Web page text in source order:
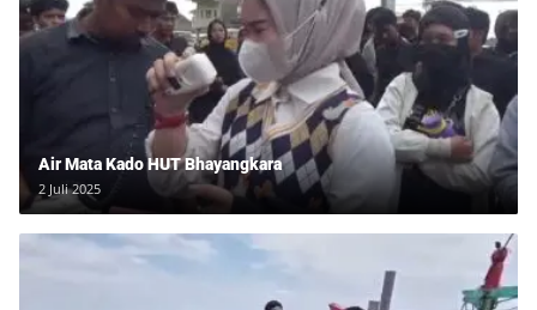
Air Mata Kado HUT Bhayangkara
2 Juli 2025